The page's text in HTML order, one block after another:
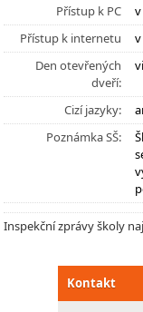
Přístup k PC
Přístup k internetu
Den otevřených
dveří:
Cizí jazyky:
Poznámka SŠ:
Inspekční zprávy školy
Kontakt